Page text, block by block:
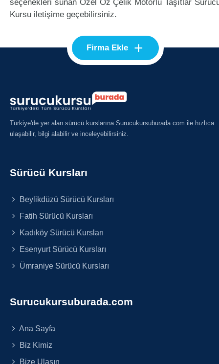
seçenekleri sunan Özel Öz Çelik Motorlu Taşıtlar
Kursu iletişime geçebilirsiniz.
Firma Ekle +
Türkiye'de yer alan sürücü kurslarına Surucukursuburada.com ile hızlıca
ulaşabilir, bilgi alabilir ve inceleyebilirsiniz.
Sürücü Kursları
Beylikdüzü Sürücü Kursları
Fatih Sürücü Kursları
Kadıköy Sürücü Kursları
Esenyurt Sürücü Kursları
Ümraniye Sürücü Kursları
Surucukursuburada.com
Ana Sayfa
Biz Kimiz
Bize Ulaşın